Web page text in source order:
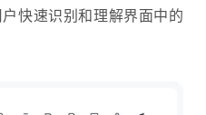
快速识别和理解界面中的